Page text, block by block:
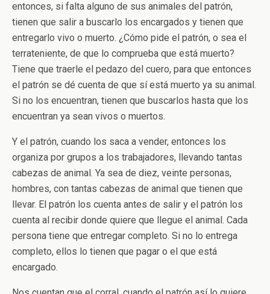
entonces, si falta alguno de sus animales del patrón,
tienen que salir a buscarlo los encargados y tienen que
entregarlo vivo o muerto. ¿Cómo pide el patrón, o sea el
terrateniente, de que lo comprueba que está muerto?
Tiene que traerle el pedazo del cuero, para que entonces
el patrón se dé cuenta de que sí está muerto ya su animal.
Si no los encuentran, tienen que buscarlos hasta que los
encuentran ya sean vivos o muertos.
Y el patrón, cuando los saca a vender, entonces los
organiza por grupos a los trabajadores, llevando tantas
cabezas de animal. Ya sea de diez, veinte personas,
hombres, con tantas cabezas de animal que tienen que
llevar. El patrón los cuenta antes de salir y el patrón los
cuenta al recibir donde quiere que llegue el animal. Cada
persona tiene que entregar completo. Si no lo entrega
completo, ellos lo tienen que pagar o el que está
encargado.